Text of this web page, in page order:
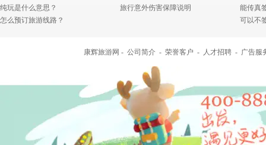
纯玩是什么意思？
怎么预订旅游线路？
旅行意外伤害保障说明
能传真
可以不
康辉旅游网 - 公司简介 - 荣誉客户 - 人才招聘 - 广告服